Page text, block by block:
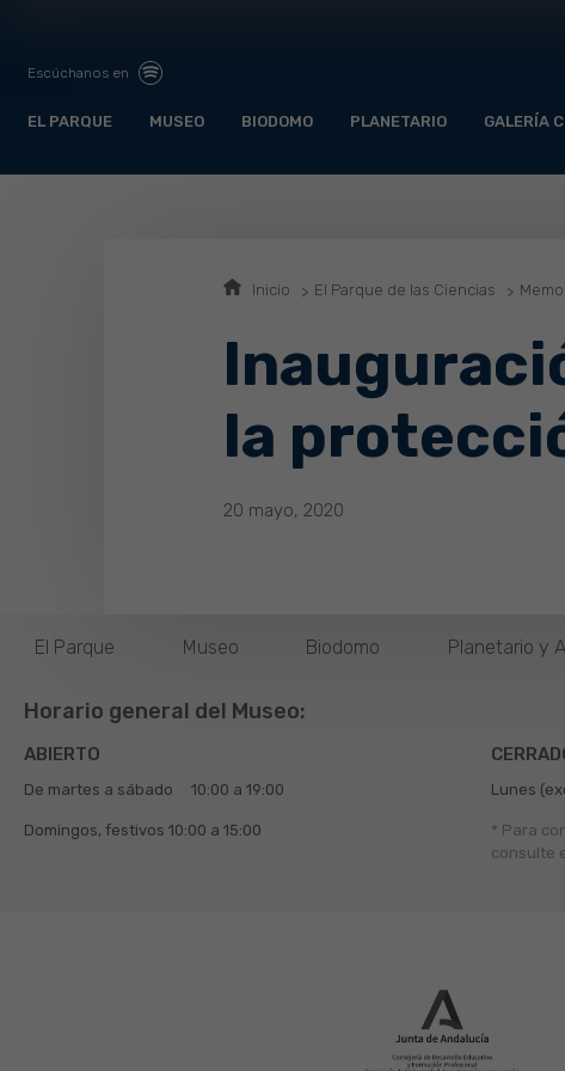
Escúchanos en
EL PARQUE MUSEO BIODOMO PLANETARIO GALERÍA
Inicio El Parque de las Ciencias
la
20 mayo, 2020
El Parque Museo Biodomo Planetario y
Horario general del Museo:
ABIERTO
De martes a sábado 10:00 a 19:00
Domingos, festivos 10:00 a 15:00
Lunes
* Para
consulte